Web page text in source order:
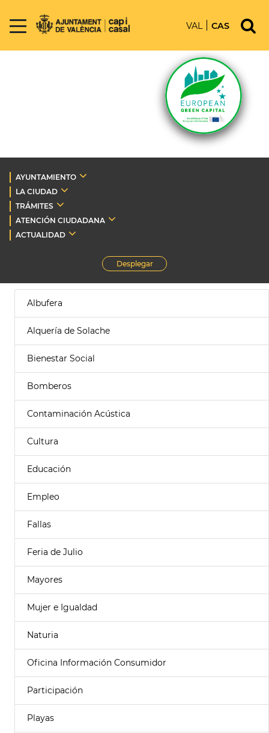
VAL CAS
AYUNTAMIENTO
LA CIUDAD
TRÁMITES
ATENCIÓN CIUDADANA
ACTUALIDAD
Desplegar
Albufera
Alquería de Solache
Bienestar Social
Bomberos
Contaminación Acústica
Cultura
Educación
Empleo
Fallas
Feria de Julio
Mayores
Mujer e Igualdad
Naturia
Oficina Información Consumidor
Participación
Playas